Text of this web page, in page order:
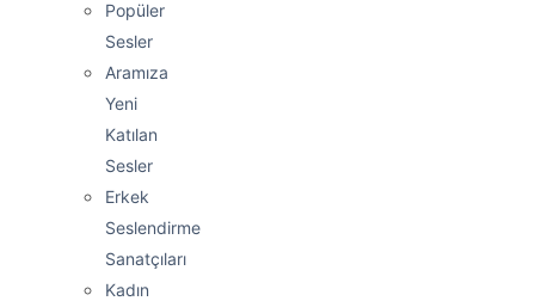
Popüler
Sesler
Aramıza
Yeni
Katılan
Sesler
Erkek
Seslendirme
Sanatçıları
Kadın